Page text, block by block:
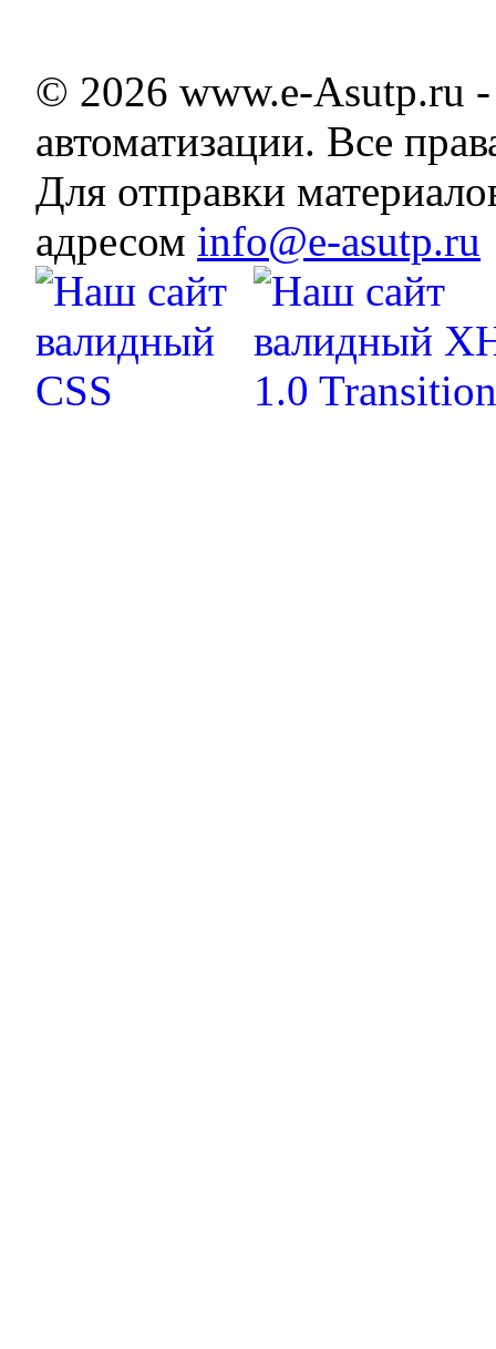
© 2026 www.e-Asutp.ru
автоматизации. Все
Для отправки
адресом info@e-asutp.ru